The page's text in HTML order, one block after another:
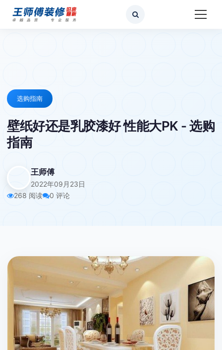
选购指南
壁纸好还是乳胶漆好 性能大PK - 选购
指南
王师傅
2022年09月23日
268 阅读
0 评论